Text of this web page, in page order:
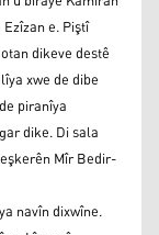
e. Piştî
dikeve destê
xwe de dibe
piranîya
dike. Di sala
Mîr Bedir-
navîn dixwîne.